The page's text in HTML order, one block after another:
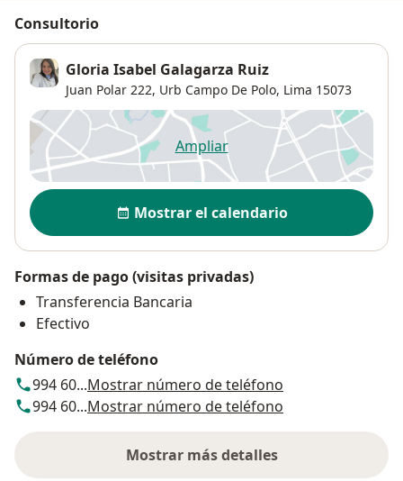
Consultorio
Gloria Isabel Galagarza Ruiz
Juan Polar 222, Urb Campo De Polo, Lima 15073
Ampliarse abre en una nueva
Disponibilidad
Mostrar el calendario
Formas de pago (visitas privadas)
Transferencia Bancaria
Efectivo
Número de teléfono
994 60...Mostrar número de teléfono
994 60...Mostrar número de teléfono
Mostrar más detalles
sobre la dirección